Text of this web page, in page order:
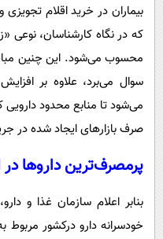
بیماران در خرید اقلام
که در نگاه کارشناسان، نوعی
محسوب می‌شود. این چنین
سوال می‌برد، علاوه بر
می‌شود تا منابع محدود دارویی
صرف بازارهای ایجاد شده در
پرمصرف‌ترین داروها در
بنابر اعلام سازمان غذا و
خودسرانه دارو درکشور